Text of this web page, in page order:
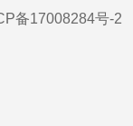
备17008284号-2